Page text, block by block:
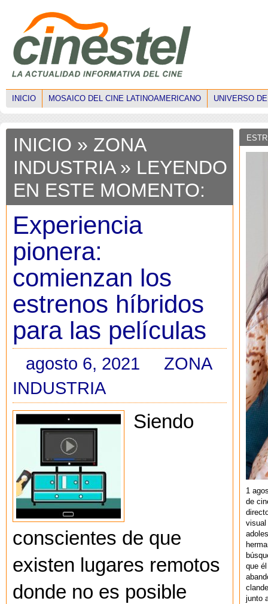
INICIO MOSAICO DEL CINE LATINOAMERICANO UNIVERSO
INICIO » ZONA
INDUSTRIA» LEYENDO
EN ESTE MOMENTO:
Experiencia
pionera:
comienzan los
estrenos híbridos
para las películas
agosto 6, 2021
ZONA
INDUSTRIA
Siendo
conscientes de que
existen lugares remotos
donde no es posible
1
de
visual
que
junto